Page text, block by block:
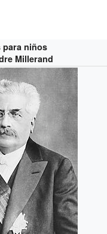
para niños
Millerand